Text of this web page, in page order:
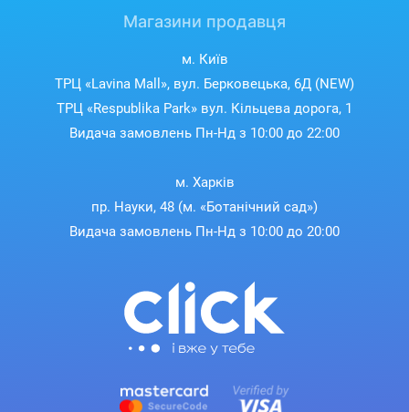
Магазини продавця
м. Київ
ТРЦ «Lavina Mall», вул. Берковецька, 6Д (NEW)
ТРЦ «Respublika Park» вул. Кільцева дорога, 1
Видача замовлень Пн-Нд з 10:00 до 22:00
м. Харків
пр. Науки, 48 (м. «Ботанічний сад»)
Видача замовлень Пн-Нд з 10:00 до 20:00